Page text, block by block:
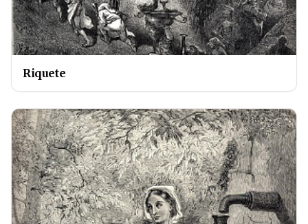
Riquete